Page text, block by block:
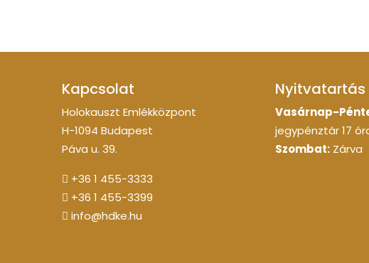
Kapcsolat
Holokauszt Emlékközpont
H-1094 Budapest
Páva u. 39.
+36 1 455-3333
+36 1 455-3399
info@hdke.hu
Nyitvatartás
Vasárnap-
jegypénztár 17
Szombat: Zárva